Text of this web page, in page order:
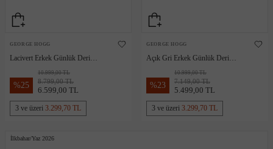
GEORGE HOGG
Lacivert Erkek Günlük Deri
%25
10.999,00 TL
8.799,00 TL
6.599,00 TL
3 ve üzeri 3.299,70 TL
GEORGE HOGG
Açık Gri Erkek Günlük Deri
%23
10.999,00 TL
7.149,00 TL
5.499,00 TL
3 ve üzeri 3.299,70 TL
İlkbahar/Yaz 2026